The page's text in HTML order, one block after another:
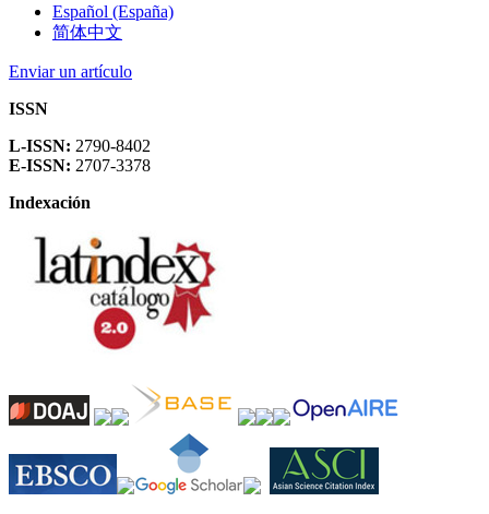
Español (España)
简体中文
Enviar un artículo
ISSN
L-ISSN: 2790-8402
E-ISSN: 2707-3378
Indexación